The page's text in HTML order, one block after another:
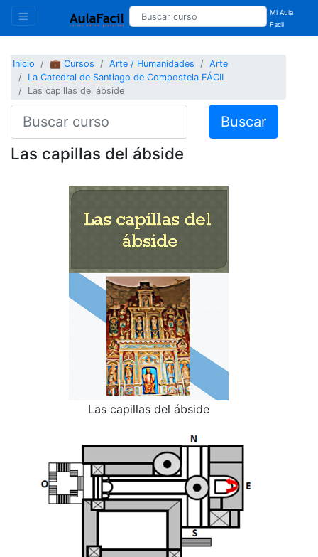
Mi Aula
Facil
Inicio 💼 Cursos Arte / Humanidades
Arte
La Catedral de Santiago de Compostela FÁCIL
Las capillas del ábside
Buscar
Las capillas del ábside
Las capillas del ábside